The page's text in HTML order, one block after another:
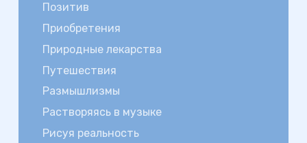
Позитив
Приобретения
Природные лекарства
Путешествия
Размышлизмы
Растворяясь в музыке
Рисуя реальность